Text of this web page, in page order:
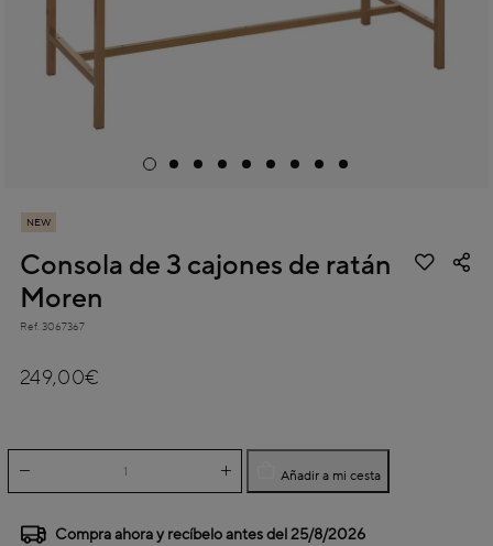
NEW
Consola de 3 cajones de ratán
Moren
Ref. 3067367
249,00€
Añadir a mi cesta
Compra ahora y recíbelo antes del25/8/2026